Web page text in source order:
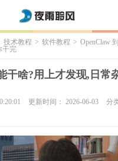
技术教程 > 软件教程 > OpenClaw
干完
干啥?用上才发现,日常
更新时间： 2026-06-03 分